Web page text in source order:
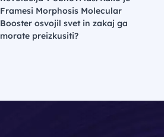
Framesi Morphosis Molecular
Booster osvojil svet in zakaj ga
morate preizkusiti?